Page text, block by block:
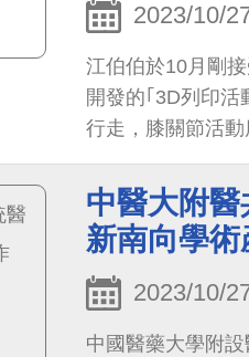
2023/10/
江伯伯於10月剛
開發的｢3D列印
行走，膝關節活動
中醫大附
新南向學
2023/10/
中國醫藥大學附